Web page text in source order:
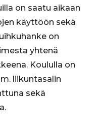
on saatu aikaan
käyttöön sekä
on
yhtenä
Koululla on
liikuntasalin
sekä